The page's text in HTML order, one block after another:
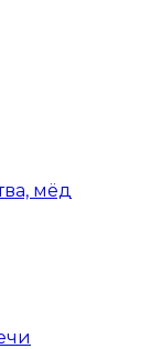
мёд